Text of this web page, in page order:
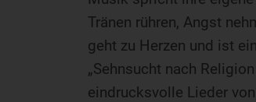
Tränen rühren, Angst
geht zu Herzen und ist
„Sehnsucht nach
eindrucksvolle Lieder